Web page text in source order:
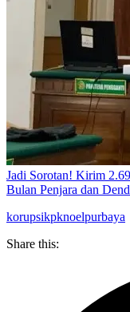
Jadi Sorotan! Kirim
Bulan Penjara dan
korupsikpknoelpurbaya
Share this: